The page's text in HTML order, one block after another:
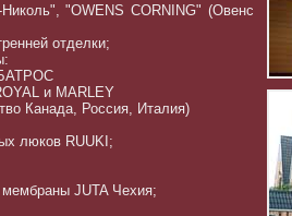
"OWENS CORNING" (Овенс
отделки;
и MARLEY
Канада, Россия, Италия)
люков RUUKI;
JUTA Чехия;